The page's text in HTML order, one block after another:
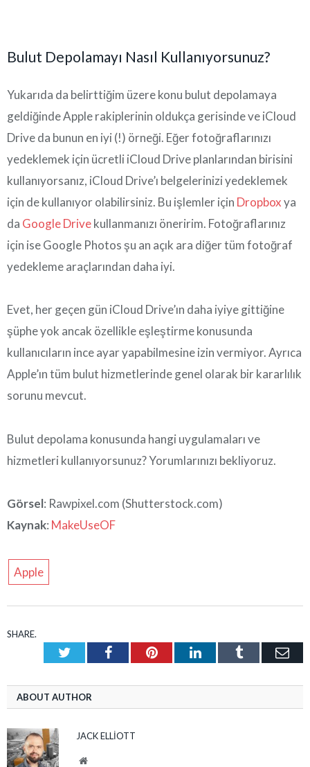
Bulut Depolamayı Nasıl Kullanıyorsunuz?
Yukarıda da belirttiğim üzere konu bulut depolamaya
geldiğinde Apple rakiplerinin oldukça gerisinde ve iCloud
Drive da bunun en iyi (!) örneği. Eğer fotoğraflarınızı
yedeklemek için ücretli iCloud Drive planlarından birisini
kullanıyorsanız, iCloud Drive’ı belgelerinizi yedeklemek
için de kullanıyor olabilirsiniz. Bu işlemler için Dropboxya
da Google Drivekullanmanızı öneririm. Fotoğraflarınız
için ise Google Photos şu an açık ara diğer tüm fotoğraf
yedekleme araçlarından daha iyi.
Evet, her geçen gün iCloud Drive’ın daha iyiye gittiğine
şüphe yok ancak özellikle eşleştirme konusunda
kullanıcıların ince ayar yapabilmesine izin vermiyor. Ayrıca
Apple’ın tüm bulut hizmetlerinde genel olarak bir kararlılık
sorunu mevcut.
Bulut depolama konusunda hangi uygulamaları ve
hizmetleri kullanıyorsunuz? Yorumlarınızı bekliyoruz.
Görsel: Rawpixel.com (Shutterstock.com)
Kaynak: MakeUseOF
Apple
SHARE.
TwitterFacebookPinterestLinkedInTumblr
ABOUT AUTHOR
JACK ELLIOTT
Website